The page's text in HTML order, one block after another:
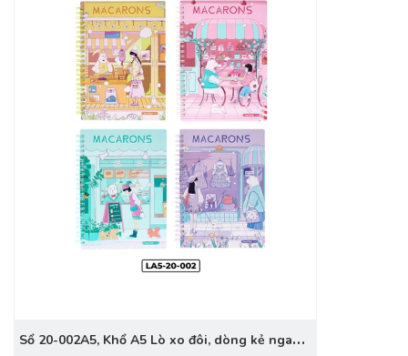
Sổ 20-002A5, Khổ A5 Lò xo đôi, dòng kẻ ngang,